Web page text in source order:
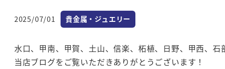
投稿日
2025/07/01 カテゴリー
貴金属・ジュエリー
水口、甲南、甲賀、土山、信楽、柘植、日野、甲西、
当店ブログをご覧いただきありがとうございます！